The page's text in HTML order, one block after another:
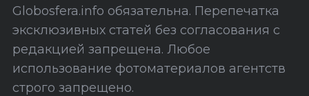
Globosfera.info обязательна. Перепечатка
эксклюзивных статей без согласования с
редакцией запрещена. Любое
использование фотоматериалов агентств
строго запрещено.